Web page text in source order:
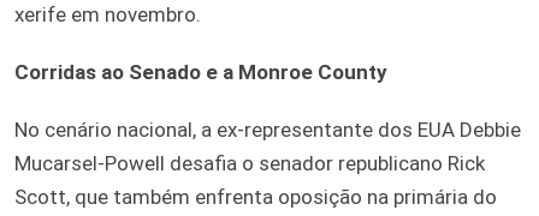
xerife em novembro.
Corridas ao Senado e a Monroe County
No cenário nacional, a ex-representante dos EUA Debbie
Mucarsel-Powell desafia o senador republicano Rick
Scott, que também enfrenta oposição na primária do